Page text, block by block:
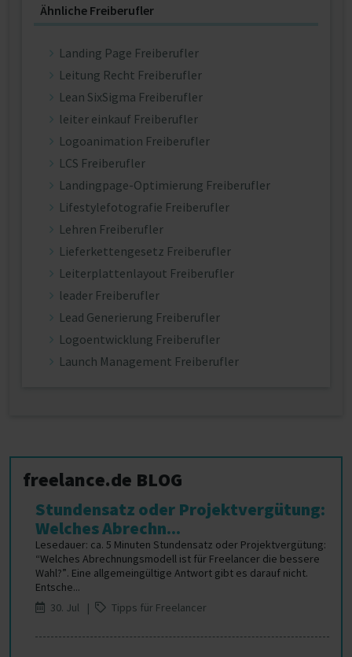
Ähnliche Freiberufler
Landing Page Freiberufler
Leitung Recht Freiberufler
Lean SixSigma Freiberufler
leiter einkauf Freiberufler
Logoanimation Freiberufler
LCS Freiberufler
Landingpage-Optimierung Freiberufler
Lifestylefotografie Freiberufler
Lehren Freiberufler
Lieferkettengesetz Freiberufler
Leiterplattenlayout Freiberufler
leader Freiberufler
Lead Generierung Freiberufler
Logoentwicklung Freiberufler
Launch Management Freiberufler
freelance.de BLOG
Stundensatz oder Projektvergütung:
Welches Abrechn...
Lesedauer: ca. 5 Minuten Stundensatz oder Projektvergütung:
“Welches Abrechnungsmodell ist für Freelancer die bessere
Wahl?”. Eine allgemeingültige Antwort gibt es darauf nicht.
Entsche...
30. Jul |
Tipps für Freelancer